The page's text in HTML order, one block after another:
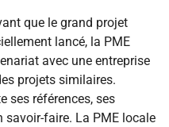
que le grand projet
lancé, la PME
avec une entreprise
projets similaires.
ses références, ses
savoir-faire. La PME locale